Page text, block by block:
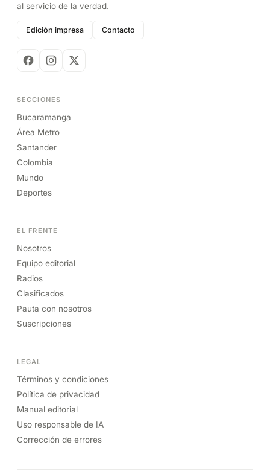
al servicio de la verdad.
Edición impresa Contacto
SECCIONES
Bucaramanga
Área Metro
Santander
Colombia
Mundo
Deportes
EL FRENTE
Nosotros
Equipo editorial
Radios
Clasificados
Pauta con nosotros
Suscripciones
LEGAL
Términos y condiciones
Política de privacidad
Manual editorial
Uso responsable de IA
Corrección de errores